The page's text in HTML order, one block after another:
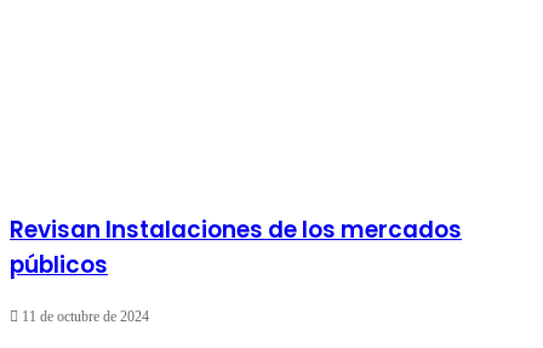
Revisan Instalaciones de los mercados
públicos
11 de octubre de 2024